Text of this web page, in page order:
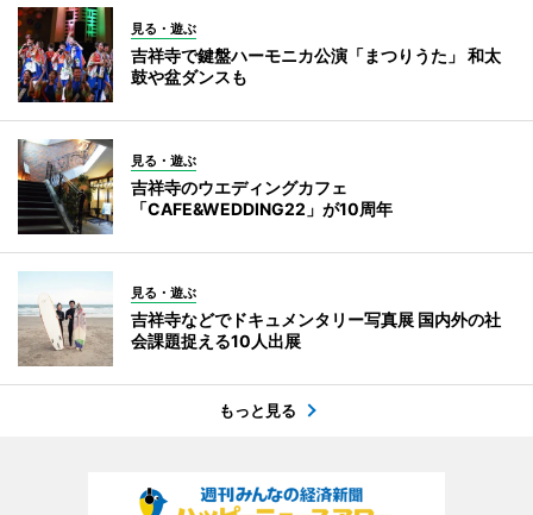
見る・遊ぶ
吉祥寺で鍵盤ハーモニカ公演「まつりうた」 和太
鼓や盆ダンスも
見る・遊ぶ
吉祥寺のウエディングカフェ
「CAFE&WEDDING22」が10周年
見る・遊ぶ
吉祥寺などでドキュメンタリー写真展 国内外の社
会課題捉える10人出展
もっと見る